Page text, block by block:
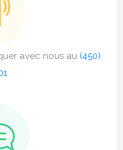
avec nous au (450)